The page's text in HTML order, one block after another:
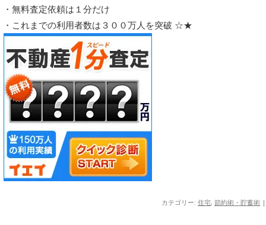
・無料査定依頼は１分だけ
・これまでの利用者数は３００万人を突破 ☆★
カテゴリー: 住宅, 節約術・貯蓄術 |